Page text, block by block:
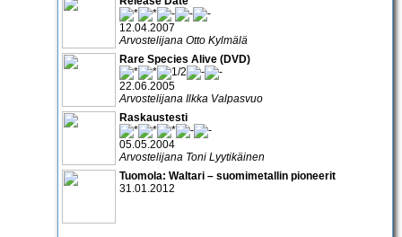
12.04.2007
Arvostelijana Otto Kylmälä
Rare Species Alive (DVD)
22.06.2005
Arvostelijana Ilkka Valpasvuo
Raskaustesti
05.05.2004
Arvostelijana Toni Lyytikäinen
Tuomola: Waltari – suomimetallin pioneerit
31.01.2012